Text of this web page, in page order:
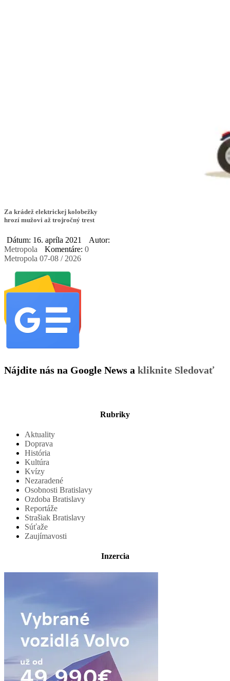
Za krádež elektrickej kolobežky
hrozí mužovi až trojročný trest
Dátum: 16. apríla 2021
Autor:
Metropola
Komentáre: 0
Metropola 07-08 / 2026
Nájdite nás na Google News a kliknite Sledovať
Rubriky
Aktuality
Doprava
História
Kultúra
Kvízy
Nezaradené
Osobnosti Bratislavy
Ozdoba Bratislavy
Reportáže
Strašiak Bratislavy
Súťaže
Zaujímavosti
Inzercia